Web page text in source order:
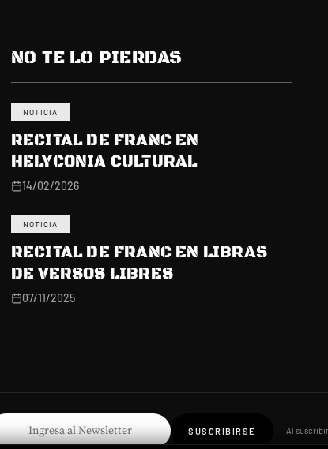
NO TE LO PIERDAS
NOTICIA
RECITAL DE FRANC EN
HELYCONIA CULTURAL
14/02/2026
NOTICIA
RECITAL DE FRANC EN LIBRAS
DE VERSOS LIBRES
07/11/2025
SUSCRIBIRSE Al